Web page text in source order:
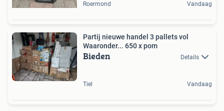
Roermond Vandaag
Partij nieuwe handel 3 pallets vol
Waaronder... 650 x pom
Bieden Details
Tiel Vandaag